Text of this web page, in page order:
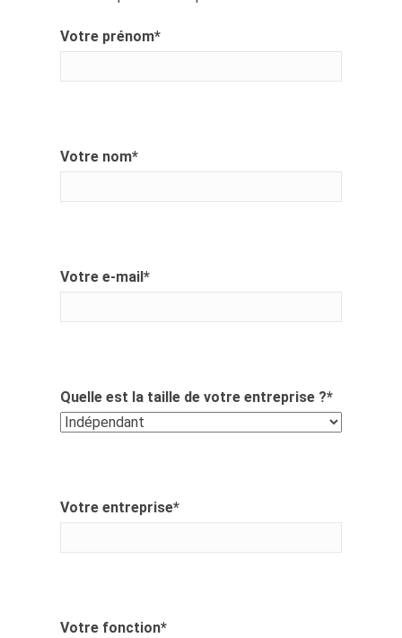
Votre prénom*
Votre nom*
Votre e-mail*
Quelle est la taille de votre entreprise ?*
Votre entreprise*
Votre fonction*